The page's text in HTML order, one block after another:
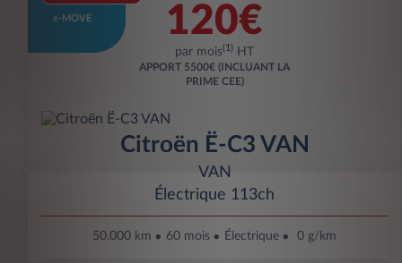
e-MOVE 120€
par mois(1) HT
APPORT 5500€ (INCLUANT LA
PRIME CEE)
Citroën Ë-C3 VAN
VAN
Électrique 113ch
50.000 km 60 mois Électrique 0 g/km